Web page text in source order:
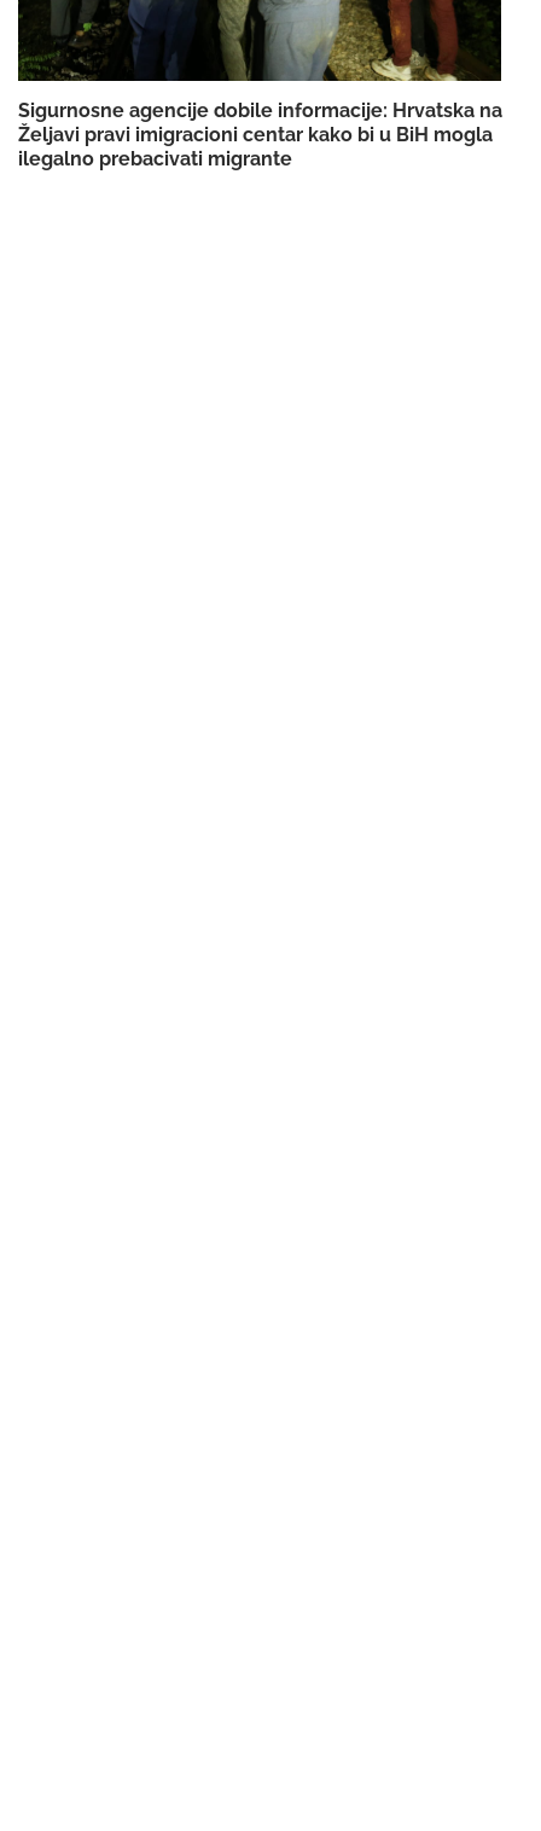
Sigurnosne agencije dobile informacije: Hrvatska na
Željavi pravi imigracioni centar kako bi u BiH mogla
ilegalno prebacivati migrante